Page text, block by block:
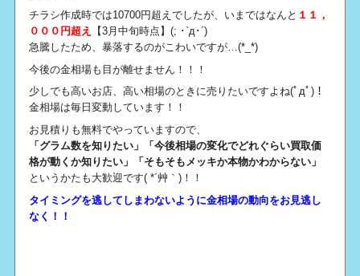
チラシ作成時では10700円超えでしたが、いまではなんと １１，
０００円超え
【3月中旬時点】(; ･`д･´)
急騰したため、暴落するのがこわいですが…(*_*)
今後の金相場も目が離せません！！！
少しでも高いお店、高い相場のときに売りたいですよね(ﾟдﾟ)！
金相場は毎日変動しています！！
お見積りも無料でやっていますので、
「グラム数を知りたい」「今後相場の変化でどれぐらい買取価
格が動くか知りたい」「そもそもメッキか本物かわからない」
というかたも大歓迎です( *´艸｀)！！
タイミングを逃してしまわないように金相場の動向をお見逃し
なく！！